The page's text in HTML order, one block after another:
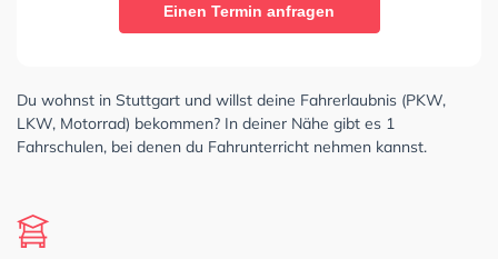
Einen Termin anfragen
Du wohnst in Stuttgart und willst deine Fahrerlaubnis (PKW,
LKW, Motorrad) bekommen? In deiner Nähe gibt es 1
Fahrschulen, bei denen du Fahrunterricht nehmen kannst.